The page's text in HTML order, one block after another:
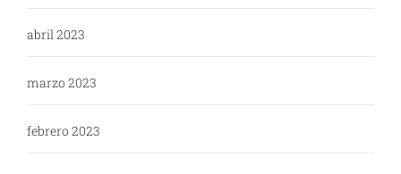
abril 2023
marzo 2023
febrero 2023